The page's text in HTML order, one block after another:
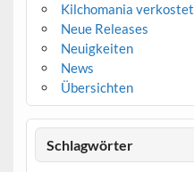
Kilchomania verkostet
Neue Releases
Neuigkeiten
News
Übersichten
Schlagwörter